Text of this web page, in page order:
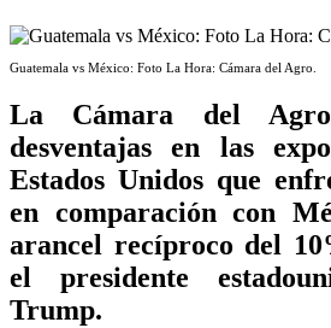
Guatemala vs México: Foto La Hora: Cámara del Agro.
La Cámara del
desventajas en las
Estados Unidos que
en comparación con
arancel recíproco del
el presidente
Trump.